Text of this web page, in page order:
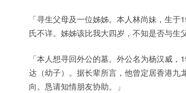
「寻生父母及一位姊姊。本人林尚妹，生
氏不详。姊姊该比我大四岁，不知是否与生
「本人想寻回外公的墓。外公名为杨汉威
达（幼子）。据长辈所言，他曾定居香港
向。恳请知情朋友协助。」